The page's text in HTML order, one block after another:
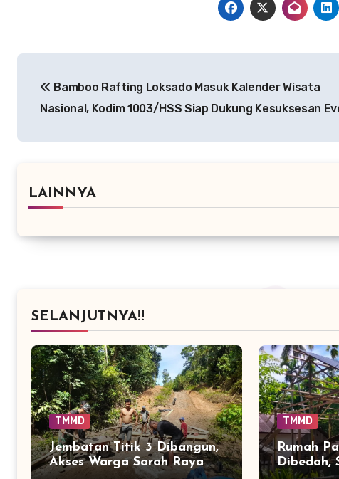
pos Bamboo Rafting Loksado Masuk Kalender Wisata
Nasional, Kodim 1003/HSS Siap Dukung Kesuksesan
LAINNYA
SELANJUTNYA!!
TMMD
Jembatan Titik 3 Dibangun,
Akses Warga Sarah Raya
TMMD
Rumah
Dibedah,